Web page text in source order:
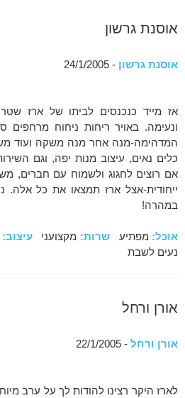
אוסנת גרשון
אוסנת גרשון - 24/1/2005
אז מייד כנכנסים לביתו של ארז
ונעימה. באויר ריחות ניחוח מרחפים
המדהימה-מנה אחר מנה משקה ועוד
כלים נאים, עיצוב מנות יפה, וגם
אם רוצים לחגוג ולשמוח עם חברים,
ייחודית-אצל ארז תמצאו את כל אלה.
במהרה!
אוכל: מפתיעשרות: מקצועניעיצוב:
נעים לשבת
אורן ורחל
אורן ורחל - 22/1/2005
לארז היקר רצינו להודות לך על ערב